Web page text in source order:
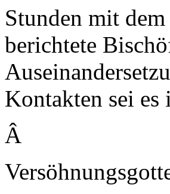
Stunden mit
berichtete
Kontakten sei es
Â